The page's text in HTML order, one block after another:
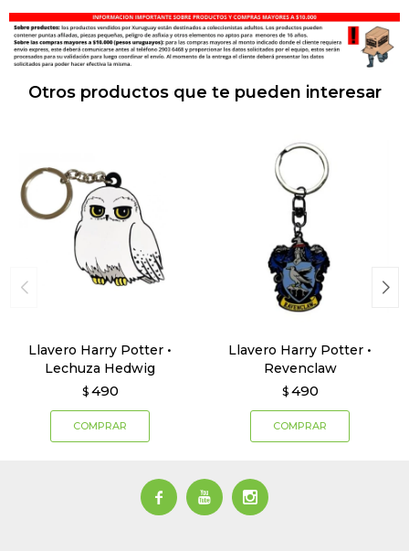
Otros productos que te pueden interesar
Llavero Harry Potter •
Lechuza Hedwig
$ 490
Llavero Harry Potter •
Revenclaw
$ 490
  